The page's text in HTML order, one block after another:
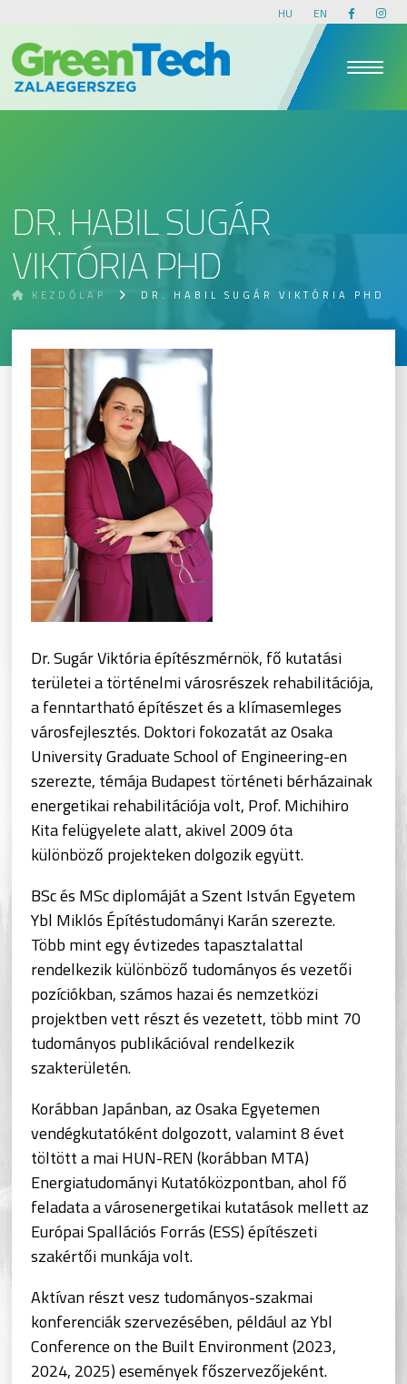
HU EN
DR. HABIL SUGÁR
VIKTÓRIA PHD
KEZDŐLAP DR. HABIL SUGÁR VIKTÓRIA PHD
Dr. Sugár Viktória építészmérnök, fő kutatási
területei a történelmi városrészek rehabilitációja,
a fenntartható építészet és a klímasemleges
városfejlesztés. Doktori fokozatát az Osaka
University Graduate School of Engineering-en
szerezte, témája Budapest történeti bérházainak
energetikai rehabilitációja volt, Prof. Michihiro
Kita felügyelete alatt, akivel 2009 óta
különböző projekteken dolgozik együtt.
BSc és MSc diplomáját a Szent István Egyetem
Ybl Miklós Építéstudományi Karán szerezte.
Több mint egy évtizedes tapasztalattal
rendelkezik különböző tudományos és vezetői
pozíciókban, számos hazai és nemzetközi
projektben vett részt és vezetett, több mint 70
tudományos publikációval rendelkezik
szakterületén.
Korábban Japánban, az Osaka Egyetemen
vendégkutatóként dolgozott, valamint 8 évet
töltött a mai HUN-REN (korábban MTA)
Energiatudományi Kutatóközpontban, ahol fő
feladata a városenergetikai kutatások mellett az
Európai Spallációs Forrás (ESS) építészeti
szakértői munkája volt.
Aktívan részt vesz tudományos-szakmai
konferenciák szervezésében, például az Ybl
Conference on the Built Environment (2023,
2024, 2025) események főszervezőjeként.